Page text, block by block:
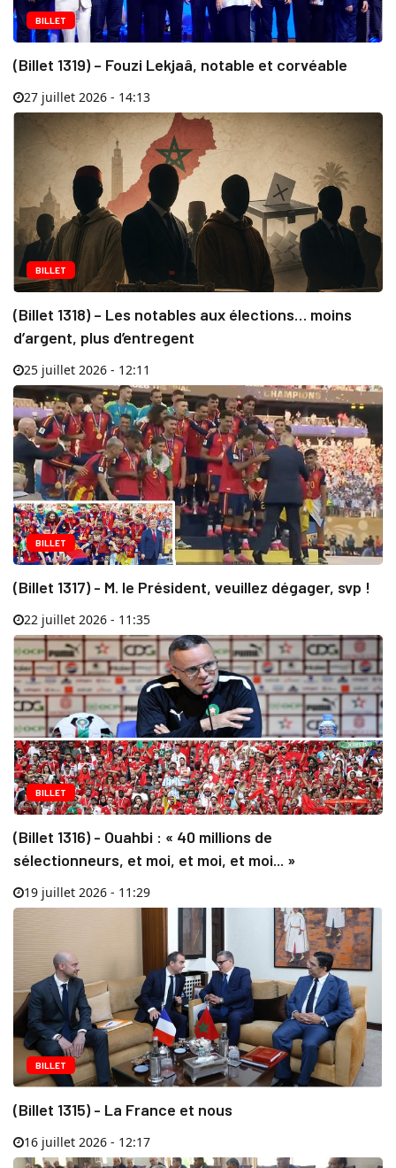
BILLET
(Billet 1319) – Fouzi Lekjaâ, notable et corvéable
27 juillet 2026 - 14:13
BILLET
(Billet 1318) – Les notables aux élections… moins
d’argent, plus d’entregent
25 juillet 2026 - 12:11
BILLET
(Billet 1317) - M. le Président, veuillez dégager, svp !
22 juillet 2026 - 11:35
BILLET
(Billet 1316) - Ouahbi : « 40 millions de
sélectionneurs, et moi, et moi, et moi... »
19 juillet 2026 - 11:29
BILLET
(Billet 1315) - La France et nous
16 juillet 2026 - 12:17